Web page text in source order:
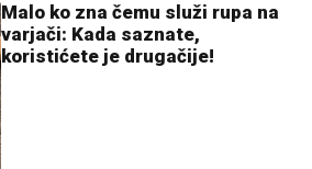
Malo ko zna čemu služi rupa na
varjači: Kada saznate,
koristićete je drugačije!